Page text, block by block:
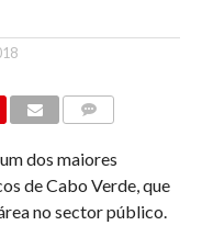
dos maiores
de Cabo Verde, que
no sector público.